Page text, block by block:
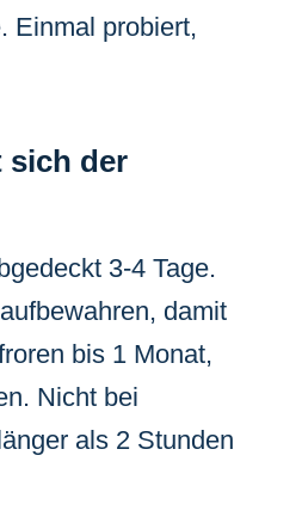
Einmal probiert,
sich der
3-4 Tage.
damit
bis 1 Monat,
Nicht bei
als 2 Stunden